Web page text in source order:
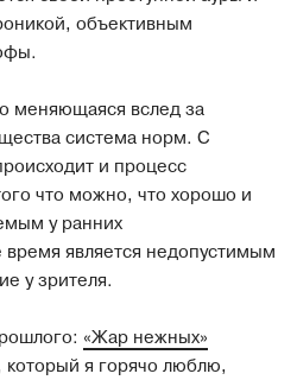
объективным
меняющаяся вслед за
система норм. С
и процесс
что можно, что хорошо и
у ранних
является недопустимым
у зрителя.
«Жар нежных»
который я горячо люблю,